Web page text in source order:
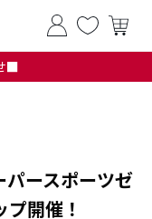
■
ースポーツゼ
開催！